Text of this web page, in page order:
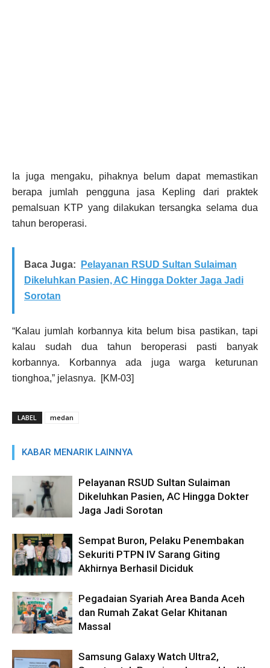
Ia juga mengaku, pihaknya belum dapat memastikan
berapa jumlah pengguna jasa Kepling dari praktek
pemalsuan KTP yang dilakukan tersangka selama dua
tahun beroperasi.
Baca Juga:
Pelayanan RSUD Sultan Sulaiman
Dikeluhkan Pasien, AC Hingga Dokter Jaga Jadi
Sorotan
“Kalau jumlah korbannya kita belum bisa pastikan, tapi
kalau sudah dua tahun beroperasi pasti banyak
korbannya. Korbannya ada juga warga keturunan
tionghoa,” jelasnya. [KM-03]
LABEL medan
KABAR MENARIK LAINNYA
Pelayanan RSUD Sultan Sulaiman
Dikeluhkan Pasien, AC Hingga Dokter
Jaga Jadi Sorotan
Sempat Buron, Pelaku Penembakan
Sekuriti PTPN IV Sarang Giting
Akhirnya Berhasil Diciduk
Pegadaian Syariah Area Banda Aceh
dan Rumah Zakat Gelar Khitanan
Massal
Samsung Galaxy Watch Ultra2,